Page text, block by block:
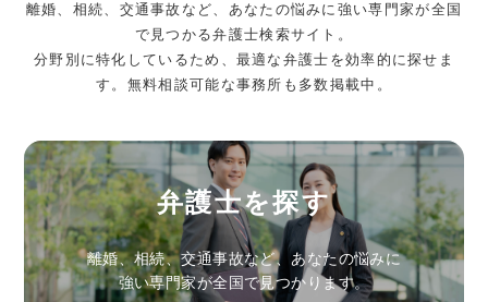
離婚、相続、交通事故など、あなたの悩みに強い専門家が全国
で見つかる弁護士検索サイト。
分野別に特化しているため、最適な弁護士を効率的に探せま
す。無料相談可能な事務所も多数掲載中。
弁護士を探す
離婚、相続、交通事故など、あなたの悩みに
強い専門家が全国で見つかります。